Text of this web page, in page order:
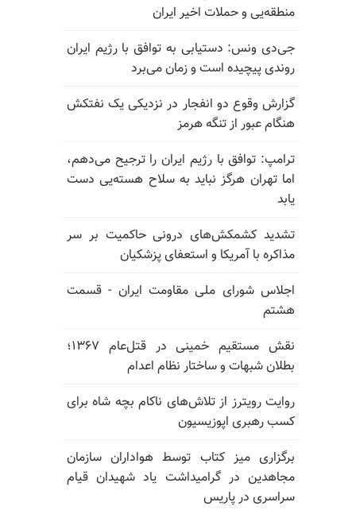
منطقه‌یی و حملات اخیر ایران
جی‌دی ونس: دستیابی به توافق با رژیم ایران
روندی پیچیده است و زمان می‌برد
گزارش وقوع دو انفجار در نزدیکی یک نفتکش
هنگام عبور از تنگه هرمز
ترامپ: توافق با رژیم ایران را ترجیح می‌دهم،
اما تهران هرگز نباید به سلاح هسته‌یی دست
یابد
تشدید کشمکش‌های درونی حاکمیت بر سر
مذاکره با آمریکا و استعفای پزشکیان
اجلاس شورای ملی مقاومت ایران - قسمت
هشتم
نقش مستقیم خمینی در قتل‌عام ۱۳۶۷؛
بطلان شبهات و ساختار نظام اعدام
روایت رویترز از تلاش‌های ناکام بچه شاه برای
کسب رهبری اپوزیسیون
برگزاری میز کتاب توسط هواداران سازمان
مجاهدین در گرامیداشت یاد شهیدان قیام
سراسری در پاریس